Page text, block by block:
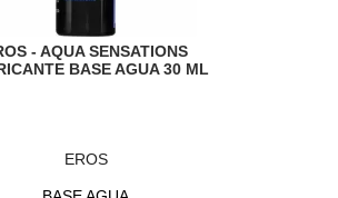
- AQUA SENSATIONS
BASE AGUA 30 ML
EROS